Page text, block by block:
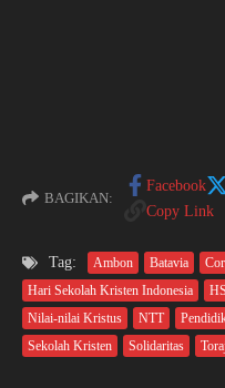
BAGIKAN:
Facebook
Copy Link
Tag: Ambon Batavia
Hari Sekolah Kristen Indonesia
Nilai-nilai Kristus
NTT
Sekolah Kristen
Solidaritas